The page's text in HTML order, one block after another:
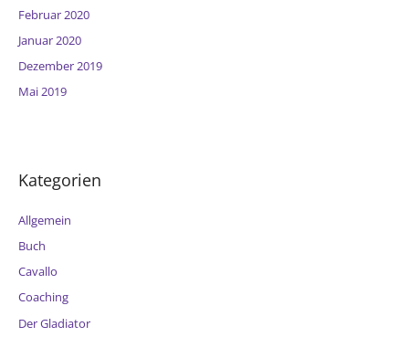
Februar 2020
Januar 2020
Dezember 2019
Mai 2019
Kategorien
Allgemein
Buch
Cavallo
Coaching
Der Gladiator